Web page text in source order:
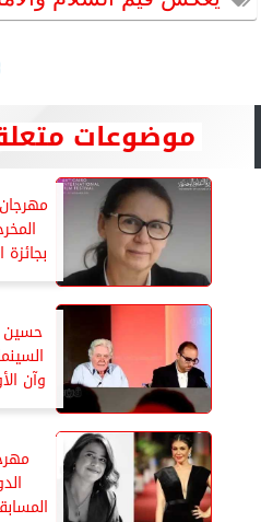
موضوعات
حسين
وآن